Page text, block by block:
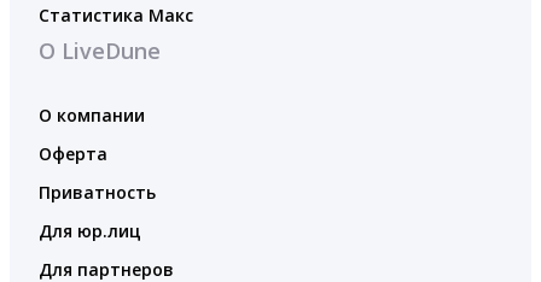
Статистика Макс
О LiveDune
О компании
Оферта
Приватность
Для юр.лиц
Для партнеров